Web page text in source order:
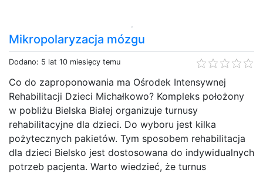
Mikropolaryzacja mózgu
Dodano: 5 lat 10 miesięcy temu
Co do zaproponowania ma Ośrodek Intensywnej
Rehabilitacji Dzieci Michałkowo? Kompleks położony
w pobliżu Bielska Białej organizuje turnusy
rehabilitacyjne dla dzieci. Do wyboru jest kilka
pożytecznych pakietów. Tym sposobem rehabilitacja
dla dzieci Bielsko jest dostosowana do indywidualnych
potrzeb pacjenta. Warto wiedzieć, że turnus